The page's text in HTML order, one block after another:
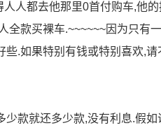
人都去他那里0首付购车,他
全款买裸车.~~~~~~因为只有
些.如果特别有钱或特别喜欢,
少款就还多少款,没有利息.假